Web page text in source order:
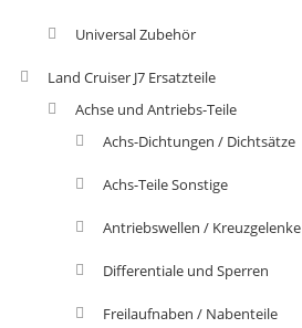
Universal Zubehör
Land Cruiser J7 Ersatzteile
Achse und Antriebs-Teile
Achs-Dichtungen / Dichtsätze
Achs-Teile Sonstige
Antriebswellen / Kreuzgelenke
Differentiale und Sperren
Freilaufnaben / Nabenteile